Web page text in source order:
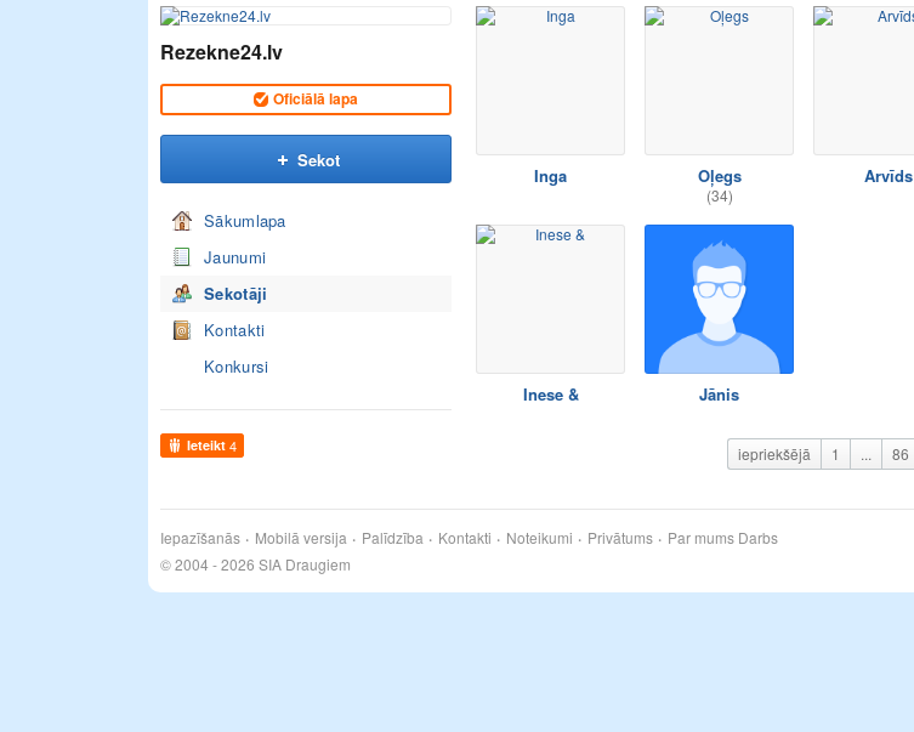
Rezekne24.lv
Oficiālā lapa
Sekot
Sākumlapa
Jaunumi
Sekotāji
Kontakti
Konkursi
Ieteikt 4
Inga Oļegs
(34)
Arvīds
Inese & Jānis
iepriekšējā 1 ... 86
Iepazīšanās Mobilā versija Palīdzība Kontakti Noteikumi Privātums Par mums Darbs
© 2004 - 2026 SIA Draugiem